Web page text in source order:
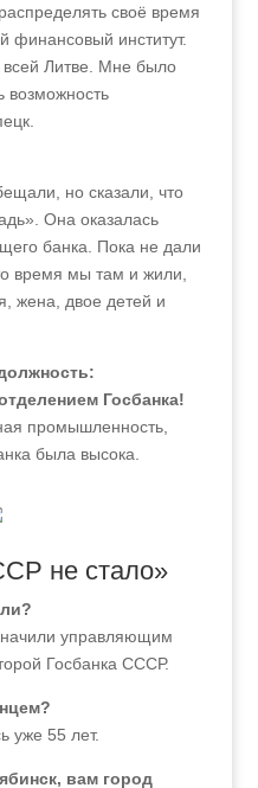
своё время
финансовый институт.
Литве. Мне было
возможность
но сказали, что
Она оказалась
банка. Пока не дали
время мы там и жили,
жена, двое детей и
Госбанка!
промышленность,
была высока.
не стало»
управляющим
Госбанка СССР.
уже 55 лет.
вам город